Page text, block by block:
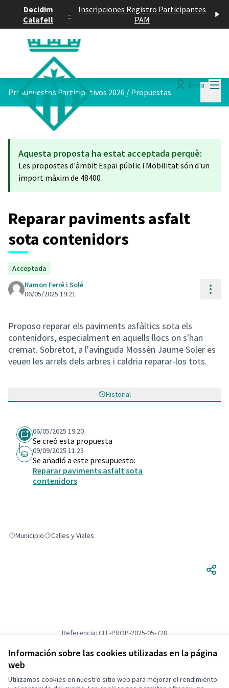
Información sobre las cookies utilizadas en la página
web
Utilizamos cookies en nuestro sitio web para mejorar el rendimiento
Decidim
Calafell
-
Inscripciones Registro Participantes
PAM
Entra
Presupuestos Participativos 2026 / Propuestas
Aquesta proposta ha estat acceptada perquè:
Les propostes d'àmbit Espai públic i Mobilitat són d'un
import màxim de 48400
Reparar paviments asfalt
sota contenidors
Acceptada
Ramon Ferré i Solé
06/05/2025 19:21
Proposo reparar els paviments asfàltics sota els
contenidors, especialment en aquells llocs on s'han
cremat. Sobretot, a l'avinguda Mossèn Jaume Soler es
veuen les arrels dels arbres i caldria reparar-los tots.
Historial
06/05/2025 19:20
Se creó esta propuesta
09/09/2025 11:23
Se añadió a este presupuesto:
Reparar paviments asfalt sota
contenidors
Resultados al filtrar por: Municipio
MunicipioResultados al filtrar por: Calles y Viales
Calles y Viales
Referencia: CLF-PROP-2025-05-728
Verificar huella digital
Términos y condiciones de uso